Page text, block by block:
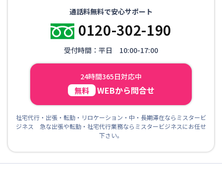
通話料無料で安心サポート
0120-302-190
受付時間：平日 10:00-17:00
24時間365日対応中
無料 WEBから問合せ
社宅代行・出張・転勤・リロケーション・中・長期滞在ならミスタービ
ジネス 急な出張や転勤・社宅代行業務ならミスタービジネスにお任せ
下さい。